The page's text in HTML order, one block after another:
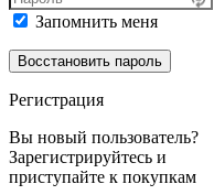
Запомнить меня
Регистрация
Вы новый пользователь?
Зарегистрируйтесь и
приступайте к покупкам